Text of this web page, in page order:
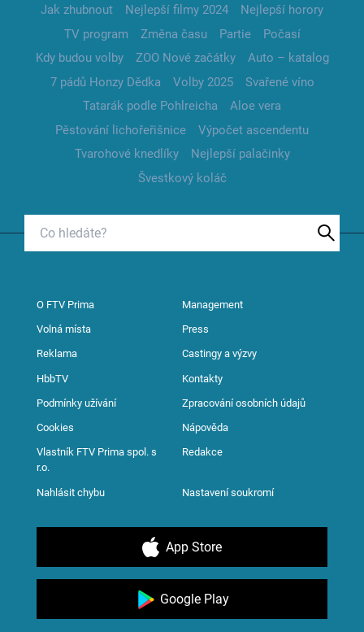
Jak zhubnout Nejlepší filmy 2024
Nejlepší horory
TV program
Změna času Partie
Počasí
Kdy budou volby
ZOO Nové začátky
Auto – katalog
7 pádů Honzy Dědka
Volby 2025
Svařené víno
Tatarák podle Pohlreicha
Aloe vera
Pěstování lichořeřišnice
Výpočet ascendentu
Tvarohové knedlíky
Nejlepší palačinky
Švestkový koláč
O FTV Prima Management
Volná místa Press
Reklama Castingy a výzvy
HbbTV Kontakty
Podmínky užívání Zpracování osobních údajů
Cookies Nápověda
Vlastník FTV Prima spol. s
r.o.
Redakce
Nahlásit chybu Nastavení soukromí
App Store
Google Play